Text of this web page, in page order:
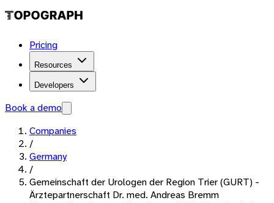
Pricing
Resources
Developers
Book a demo
Companies
/
Germany
/
Gemeinschaft der Urologen der Region Trier (GURT) -
Ärztepartnerschaft Dr. med. Andreas Bremm